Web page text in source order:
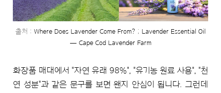
출처 : Where Does Lavender Come From? ; Lavender Essential Oil
— Cape Cod Lavender Farm
화장품 매대에서 "자연 유래 98%", "유기농 원료 사용", "천
연 성분"과 같은 문구를 보면 왠지 안심이 됩니다. 그런데